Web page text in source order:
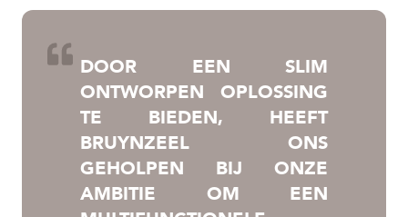
DOOR EEN SLIM
ONTWORPEN OPLOSSING
TE BIEDEN, HEEFT
BRUYNZEEL ONS
GEHOLPEN BIJ ONZE
AMBITIE OM EEN